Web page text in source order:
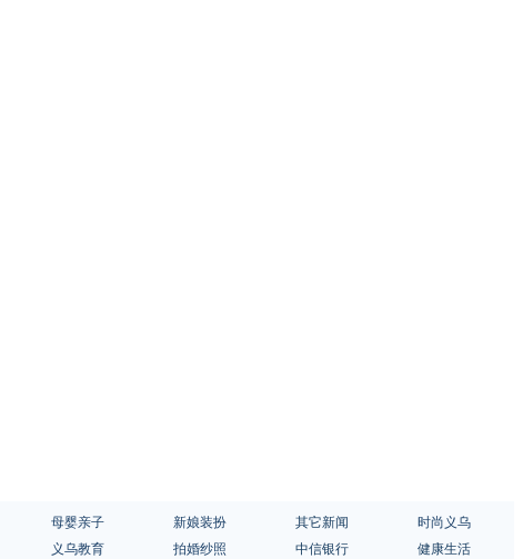
母婴亲子 新娘装扮 其它新闻
时尚义乌
义乌教育 拍婚纱照 中信银行 健康生活